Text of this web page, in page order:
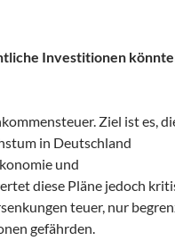
Investitionen
Ziel ist es,
in Deutschland
und
diese Pläne jedoch
teuer, nur
gefährden.